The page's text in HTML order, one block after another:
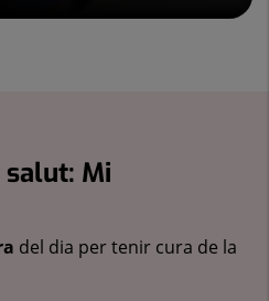
Mi
del dia per tenir cura de la